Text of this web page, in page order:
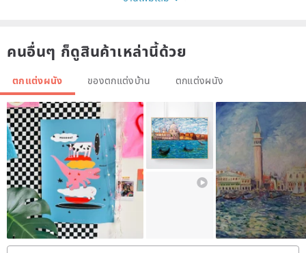
เยียวยา การมีสติ และการเชื่อมต่อที่ลึกซึ้งยิ่งขึ้นกับช่วงเวลาปัจจุบัน
รูปปั้นนี้สร้างสรรค์ขึ้นด้วยความเอาใจใส่และความทุ่มเท ถ่ายทอดความสง่างาม
และความบริสุทธิ์ที่บ่งบอกถึงแก่นแท้ของพระแม่ตาราขาว ทุกรายละเอียดได้รับ
การออกแบบมาเพื่อปลุกเร้าความรู้สึกสงบและความงามทางจิตวิญญาณ ทำให้
รูปปั้นนี้เป็นทั้งสิ่งศักดิ์สิทธิ์ที่มีความหมายและงานศิลปะที่งดงาม ไม่ว่าจะใช้ใน
ระหว่างการทำสมาธิ การสวดภาวนา หรือการไตร่ตรองอย่างเงียบๆ มันจะกลาย
เป็นจุดศูนย์กลางที่ช่วยให้จิตใจสงบ เปิดใจ และปลูกฝังความสมดุลภายใน
ขนาด: (143✕102) ซม.
- สร้างสรรค์โดยศิลปินผู้ชำนาญจากเนปาล
- ทำจากผ้าฝ้ายแคนวาส สีหินธรรมชาติ
คนอื่นๆ ก็ดูสินค้าเหล่านี้ด้วย
ตกแต่งผนัง ของตกแต่งบ้าน ตกแต่งผนัง